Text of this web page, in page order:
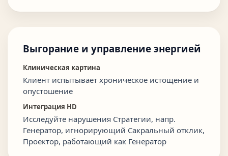
Выгорание и управление энергией
Клиническая картина
Клиент испытывает хроническое истощение и
опустошение
Интеграция HD
Исследуйте нарушения Стратегии, напр.
Генератор, игнорирующий Сакральный отклик,
Проектор, работающий как Генератор